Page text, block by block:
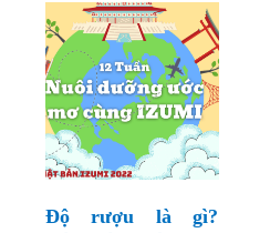
Độ rượu là gì?